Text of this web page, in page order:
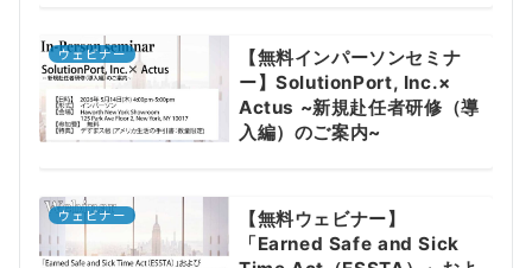
ウェビナー
【無料インパーソンセミナ
ー】SolutionPort, Inc.×
Actus ~新規赴任者研修（導
入編）のご案内~
ウェビナー
【無料ウェビナー】
「Earned Safe and Sick